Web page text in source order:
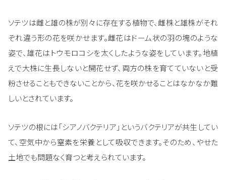
ソテツは雌と雄の株が別々に存在する植物で、雌株と雄株がそれ
ぞれ違う形の花を咲かせます。雌花はドーム状の羽の塊のような
姿で、雄花はトウモロコシを太くしたような姿をしています。地植
えで大株に生長しないと開花せず、両方の株を育てていないと受
粉させることもできないことから、花を咲かせることはなかなか難
しいとされています。
ソテツの根には「シアノバクテリア」というバクテリアが共生してい
て、空気中から窒素を栄養として吸収できます。そのため、やせた
土地でも問題なく育つと考えられています。